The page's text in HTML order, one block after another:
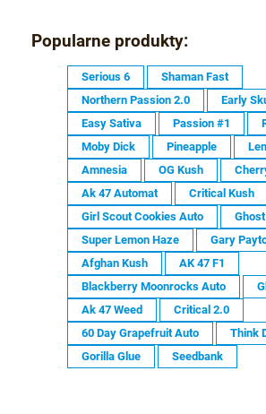
Popularne produkty:
Serious 6
Shaman Fast
Northern Passion 2.0
Early
Easy Sativa
Passion #1
Moby Dick
Pineapple
Amnesia
OG Kush
Ak 47 Automat
Critical Kush
Girl Scout Cookies Auto
Super Lemon Haze
Gary
Afghan Kush
AK 47 F1
Blackberry Moonrocks Auto
Ak 47 Weed
Critical 2.0
60 Day Grapefruit Auto
Think
Gorilla Glue
Seedbank